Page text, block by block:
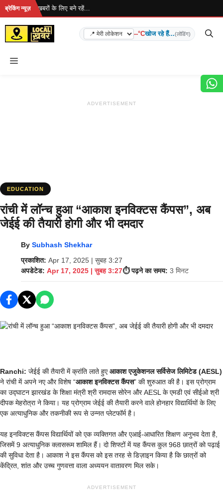
Skip
content
ब्रेकिंग न्यूज़
है... ताज़ा खबरों के लिए बने रहें...
--°Cखोज रहे हैं...(लोडिंग)
Menu
ADVERTISEMENT
EDUCATION
रांची में लॉन्च हुआ “आकाश इनविक्टस कैंपस”, अब
जेईई की तैयारी होगी और भी दमदार
By Subhash Shekhar
प्रकाशित: Apr 17, 2025 | सुबह 3:27
अपडेटेड: Apr 17, 2025 | सुबह 3:27⏱️ पढ़ने का समय: 3 मिनट
Ranchi: जेईई की तैयारी में क्रांति लाते हुएआकाश एजुकेशनल सर्विसेज लिमिटेड (AESL)
ने रांची में अपने नए और विशेष “आकाश इनविक्टस कैंपस” की शुरुआत की है। इस प्रोग्राम
का उद्घाटन झारखंड के शिक्षा मंत्री श्री रामदास सोरेन और AESL के एमडी एवं सीईओ श्री
दीपक मेहरोत्रा ने किया। यह प्रोग्राम जेईई की तैयारी करने वाले होनहार विद्यार्थियों के लिए
एक अत्याधुनिक और तकनीकी रूप से उन्नत प्लेटफॉर्म है।
यह इनविक्टस कैंपस विद्यार्थियों को एक व्यक्तिगत और एआई-आधारित शिक्षण अनुभव देता है,
जिसमें 9 अत्याधुनिक क्लासरूम शामिल हैं। दो शिफ्टों में यह कैंपस कुल 968 छात्रों को पढ़ाई
की सुविधा देता है। आकाश ने इस कैंपस को इस तरह से डिज़ाइन किया है कि छात्रों को
केंद्रित, शांत और उच्च गुणवत्ता वाला अध्ययन वातावरण मिल सके।
ADVERTISEMENT